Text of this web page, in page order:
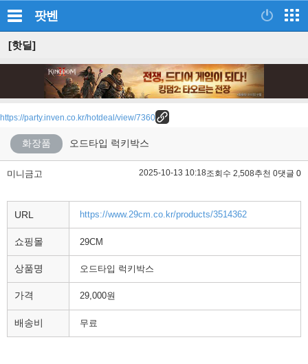
팟벤
[핫딜]
https://party.inven.co.kr/hotdeal/view/7360
화장품 오드타입 럭키박스
미니금고 2025-10-13 10:18조회수 2,508추천 0댓글 0
URL https://www.29cm.co.kr/products/3514362
쇼핑몰 29CM
상품명 오드타입 럭키박스
가격 29,000원
배송비 무료